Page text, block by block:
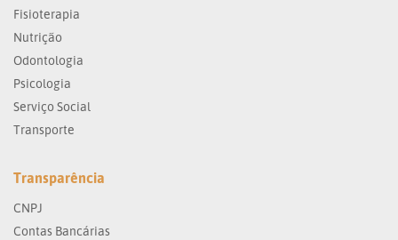
Fisioterapia
Nutrição
Odontologia
Psicologia
Serviço Social
Transporte
Transparência
CNPJ
Contas Bancárias